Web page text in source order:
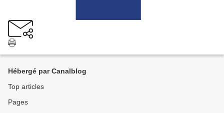
Hébergé par Canalblog
Top articles
Pages